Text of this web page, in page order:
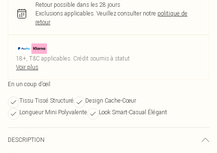
Retour possible dans les 28 jours
Exclusions applicables. Veuillez consulter notre politique de
retour
18+, T&C applicables. Crédit soumis à statut
Voir plus
En un coup d’œil
Tissu Tissé Structuré
Design Cache-Cœur
Longueur Mini Polyvalente
Look Smart-Casual Élégant
DESCRIPTION